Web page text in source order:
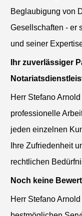
Beglaubigung von
Gesellschaften - er
und seiner
Ihr zuverlässiger
Herr Stefano
professionelle
jeden einzelnen
Ihre Zufriedenheit
rechtlichen
Noch keine
Herr Stefano